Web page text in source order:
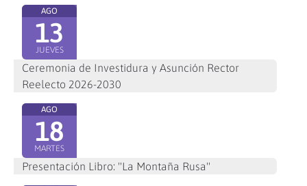
AGO
13
JUEVES
Ceremonia de Investidura y Asunción Rector
Reelecto 2026-2030
AGO
18
MARTES
Presentación Libro: "La Montaña Rusa"